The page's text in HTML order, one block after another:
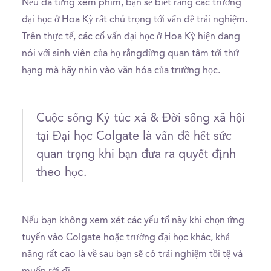
Nếu đã từng xem phim, bạn sẽ biết rằng các trường
đại học ở Hoa Kỳ rất chú trọng tới vấn đề trải nghiệm.
Trên thực tế, các cố vấn đại học ở Hoa Kỳ hiện đang
nói với sinh viên của họ rằngđừng quan tâm tới thứ
hạng mà hãy nhìn vào văn hóa của trường học.
Cuộc sống Ký túc xá & Đời sống xã hội
tại Đại học Colgate là vấn đề hết sức
quan trọng khi bạn đưa ra quyết định
theo học.
Nếu bạn không xem xét các yếu tố này khi chọn ứng
tuyển vào Colgate hoặc trường đại học khác, khả
năng rất cao là về sau bạn sẽ có trải nghiệm tồi tệ và